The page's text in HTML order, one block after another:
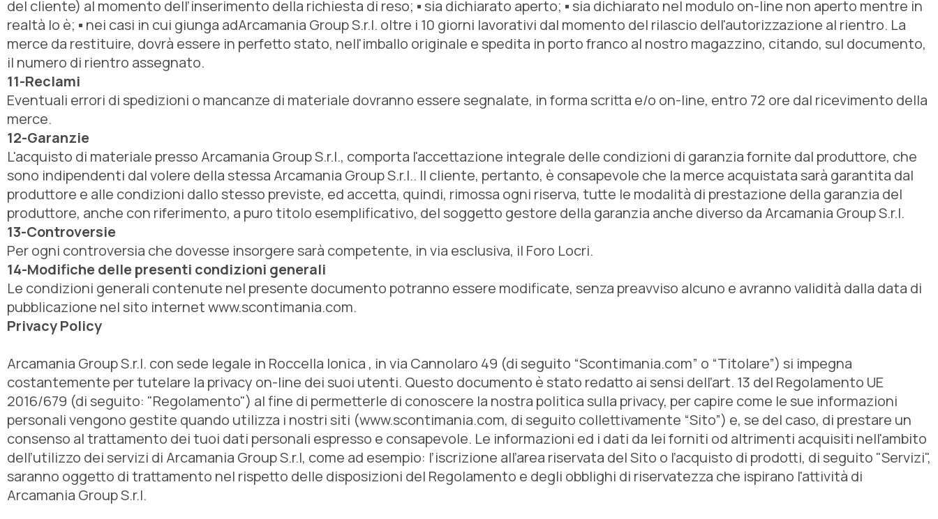
del cliente) al momento dell’inserimento della richiesta di reso; ▪ sia dichiarato aperto; ▪ sia dichiarato nel modulo on-line non aperto mentre in
realtà lo è; ▪ nei casi in cui giunga adArcamania Group S.r.l. oltre i 10 giorni lavorativi dal momento del rilascio dell'autorizzazione al rientro. La
merce da restituire, dovrà essere in perfetto stato, nell'imballo originale e spedita in porto franco al nostro magazzino, citando, sul documento,
il numero di rientro assegnato.
11-Reclami
Eventuali errori di spedizioni o mancanze di materiale dovranno essere segnalate, in forma scritta e/o on-line, entro 72 ore dal ricevimento della
merce.
12-Garanzie
L'acquisto di materiale presso Arcamania Group S.r.l., comporta l'accettazione integrale delle condizioni di garanzia fornite dal produttore, che
sono indipendenti dal volere della stessa Arcamania Group S.r.l.. Il cliente, pertanto, è consapevole che la merce acquistata sarà garantita dal
produttore e alle condizioni dallo stesso previste, ed accetta, quindi, rimossa ogni riserva, tutte le modalità di prestazione della garanzia del
produttore, anche con riferimento, a puro titolo esemplificativo, del soggetto gestore della garanzia anche diverso da Arcamania Group S.r.l.
13-Controversie
Per ogni controversia che dovesse insorgere sarà competente, in via esclusiva, il Foro Locri.
14-Modifiche delle presenti condizioni generali
Le condizioni generali contenute nel presente documento potranno essere modificate, senza preavviso alcuno e avranno validità dalla data di
pubblicazione nel sito internet www.scontimania.com.
Privacy Policy
Arcamania Group S.r.l. con sede legale in Roccella Ionica , in via Cannolaro 49 (di seguito “Scontimania.com” o “Titolare”) si impegna
costantemente per tutelare la privacy on-line dei suoi utenti. Questo documento è stato redatto ai sensi dell’art. 13 del Regolamento UE
2016/679 (di seguito: "Regolamento") al fine di permetterle di conoscere la nostra politica sulla privacy, per capire come le sue informazioni
personali vengono gestite quando utilizza i nostri siti (www.scontimania.com, di seguito collettivamente “Sito”) e, se del caso, di prestare un
consenso al trattamento dei tuoi dati personali espresso e consapevole. Le informazioni ed i dati da lei forniti od altrimenti acquisiti nell'ambito
dell’utilizzo dei servizi di Arcamania Group S.r.l, come ad esempio: l’iscrizione all’area riservata del Sito o l’acquisto di prodotti, di seguito "Servizi",
saranno oggetto di trattamento nel rispetto delle disposizioni del Regolamento e degli obblighi di riservatezza che ispirano l'attività di
Arcamania Group S.r.l.